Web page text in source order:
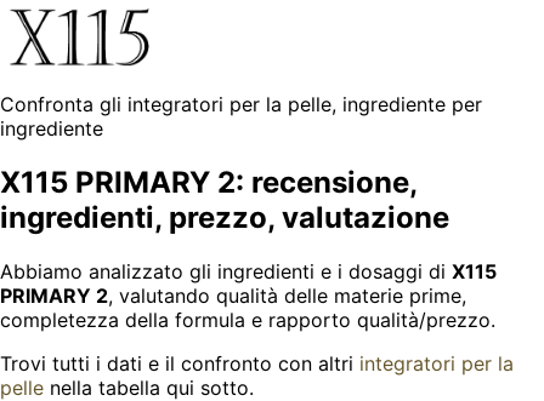
Confronta gli integratori per la pelle, ingrediente per
ingrediente
X115 PRIMARY 2: recensione,
ingredienti, prezzo, valutazione
Abbiamo analizzato gli ingredienti e i dosaggi di X115
PRIMARY 2, valutando qualità delle materie prime,
completezza della formula e rapporto qualità/prezzo.
Trovi tutti i dati e il confronto con altri integratori per la
pelle nella tabella qui sotto.